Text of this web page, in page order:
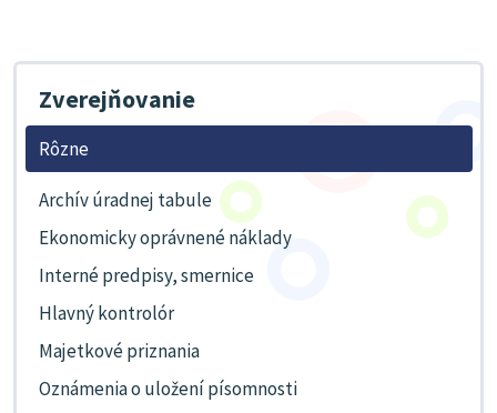
Zverejňovanie
Rôzne
Archív úradnej tabule
Ekonomicky oprávnené náklady
Interné predpisy, smernice
Hlavný kontrolór
Majetkové priznania
Oznámenia o uložení písomnosti